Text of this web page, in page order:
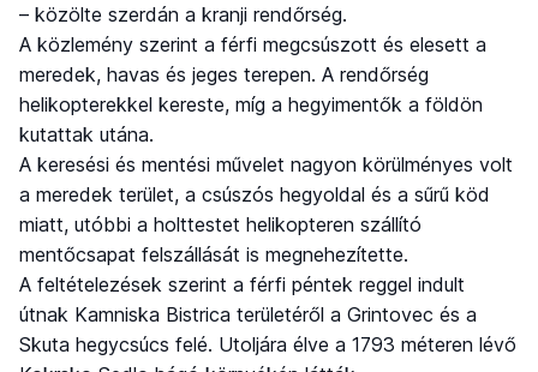
– közölte szerdán a kranji rendőrség.
A közlemény szerint a férfi megcsúszott és elesett a
meredek, havas és jeges terepen. A rendőrség
helikopterekkel kereste, míg a hegyimentők a földön
kutattak utána.
A keresési és mentési művelet nagyon körülményes volt
a meredek terület, a csúszós hegyoldal és a sűrű köd
miatt, utóbbi a holttestet helikopteren szállító
mentőcsapat felszállását is megnehezítette.
A feltételezések szerint a férfi péntek reggel indult
útnak Kamniska Bistrica területéről a Grintovec és a
Skuta hegycsúcs felé. Utoljára élve a 1793 méteren lévő